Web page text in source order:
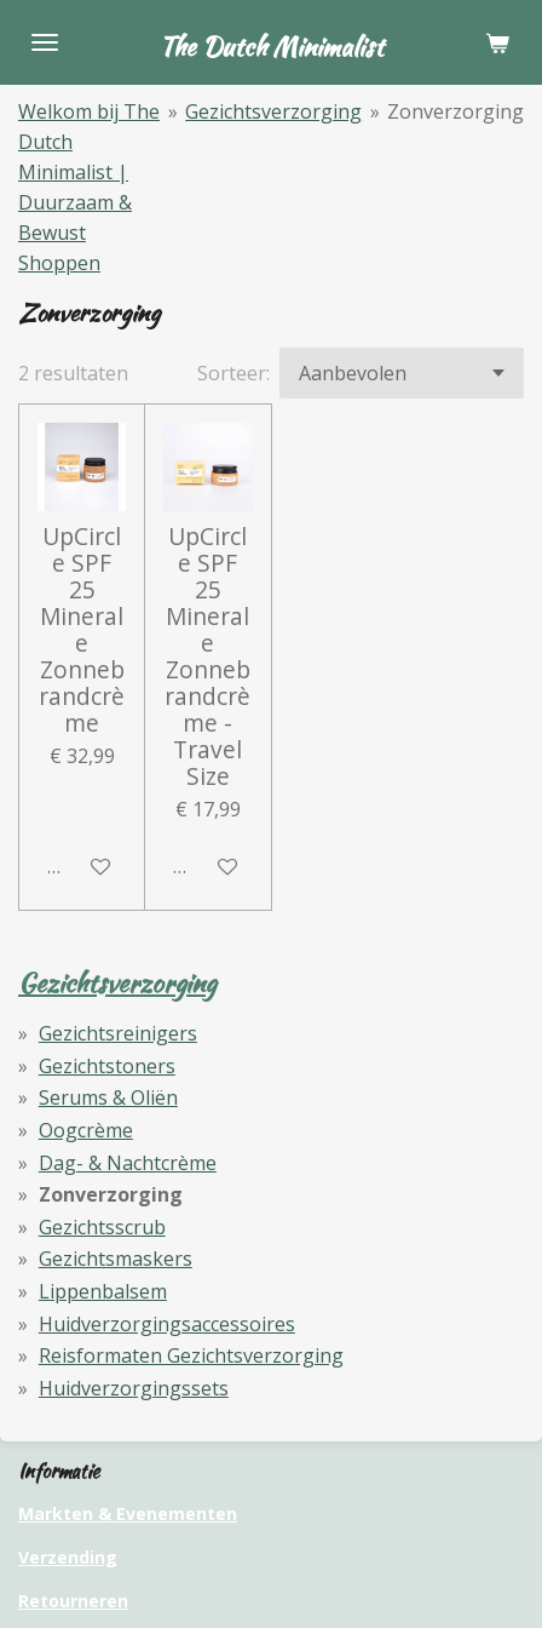
direct
naar
de
hoofdinhoud
The Dutch Minimalist
Welkom bij The
Dutch
Minimalist |
Duurzaam &
Bewust
Shoppen
» Gezichtsverzorging » Zonverzorging
Zonverzorging
2 resultaten Sorteer:
UpCircl
e SPF
25
Mineral
e
Zonneb
randcrè
me
€ 32,99
In winkelwagen
UpCircl
e SPF
25
Mineral
e
Zonneb
randcrè
me -
Travel
Size
€ 17,99
In winkelwagen
Gezichtsverzorging
Gezichtsreinigers
Gezichtstoners
Serums & Oliën
Oogcrème
Dag- & Nachtcrème
Zonverzorging
Gezichtsscrub
Gezichtsmaskers
Lippenbalsem
Huidverzorgingsaccessoires
Reisformaten Gezichtsverzorging
Huidverzorgingssets
Informatie
Markten & Evenementen
Verzending
Retourneren